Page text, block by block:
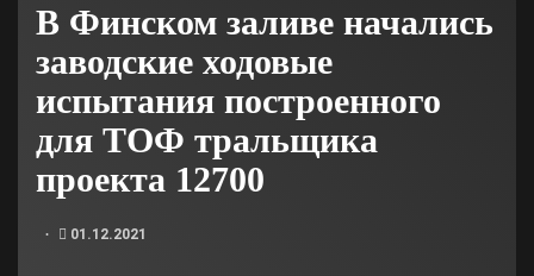
В Финском заливе начались
заводские ходовые
испытания построенного
для ТОФ тральщика
проекта 12700
01.12.2021